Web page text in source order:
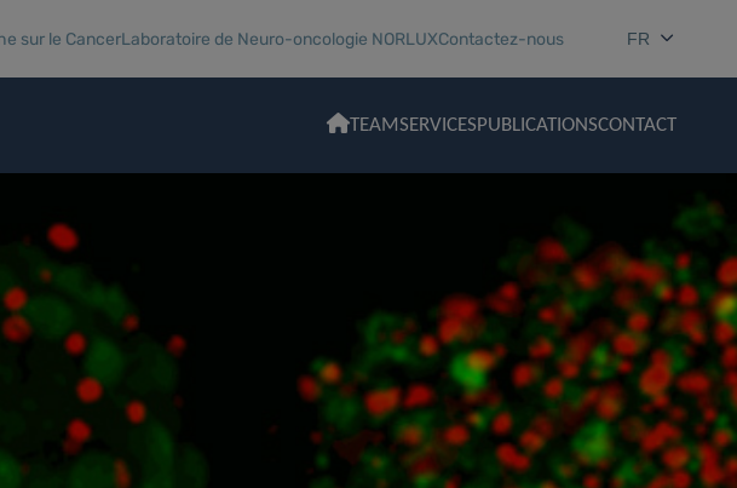
sur le CancerLaboratoire de Neuro-oncologie NORLUXContactez-nous FR
TEAMSERVICESPUBLICATIONSCONTACT